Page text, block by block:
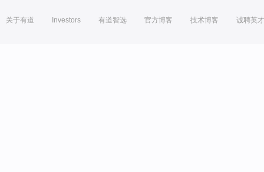
关于有道 Investors 有道智选 官方博客 技术博客 诚聘英才